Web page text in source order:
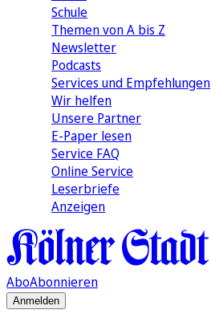
Schule
Themen von A bis Z
Newsletter
Podcasts
Services und Empfehlungen
Wir helfen
Unsere Partner
E-Paper lesen
Service FAQ
Online Service
Leserbriefe
Anzeigen
AboAbonnieren
Anmelden